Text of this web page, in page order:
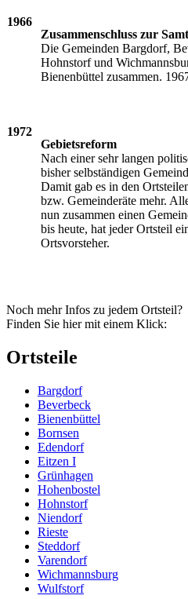
1966
Zusammenschluss zur
Die Gemeinden Bargdorf,
Hohnstorf und
Bienenbüttel zusammen.
1972
Gebietsreform
Nach einer sehr langen
bisher selbständigen
Damit gab es in den
bzw. Gemeinderäte mehr.
nun zusammen einen
bis heute, hat jeder Ortsteil
Ortsvorsteher.
Noch mehr Infos zu jedem Ortsteil?
Finden Sie hier mit einem Klick:
Ortsteile
Bargdorf
Beverbeck
Bienenbüttel
Bornsen
Edendorf
Eitzen I
Grünhagen
Hohenbostel
Hohnstorf
Niendorf
Rieste
Steddorf
Varendorf
Wichmannsburg
Wulfstorf